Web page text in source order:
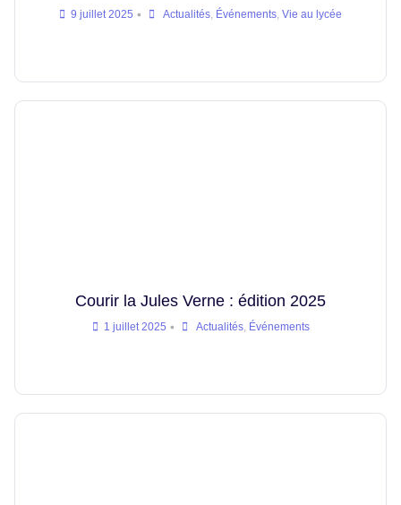
9 juillet 2025 • Actualités, Événements, Vie au lycée
Courir la Jules Verne : édition 2025
1 juillet 2025 • Actualités, Événements